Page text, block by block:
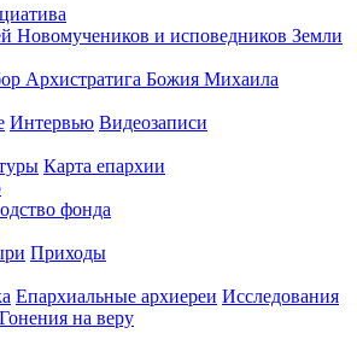
Интервью Видеозаписи
Карта епархии
фонда
Приходы
Епархиальные архиереи Исследования
Гонения на веру